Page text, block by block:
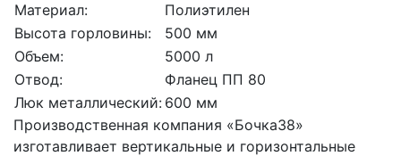
Материал:
Полиэтилен
Высота горловины:
500 мм
Объем:
5000 л
Отвод:
Фланец ПП 80
Люк металлический: 600 мм
Производственная компания «Бочка38»
изготавливает вертикальные и горизонтальные